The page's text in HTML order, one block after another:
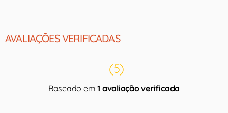
AVALIAÇÕES VERIFICADAS
(5)
Baseado em1 avaliação verificada